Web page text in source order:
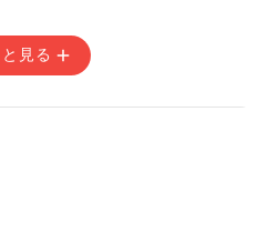
2026年8月31日(月) 14:59
見る